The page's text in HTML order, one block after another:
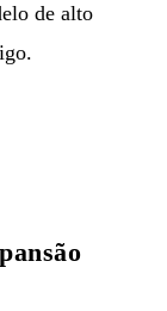
de alto